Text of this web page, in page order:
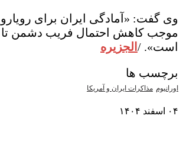
وی گفت: «آمادگی ایران برای
موجب کاهش احتمال فریب دشمن
است». / الجزیره
برچسب ها
اورانیوم مذاکرات ایران و آمریکا
۰۴ اسفند ۱۴۰۴